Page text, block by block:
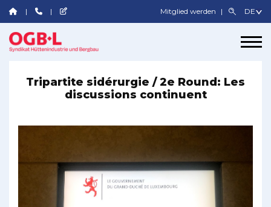
Mitglied werden
Tripartite sidérurgie / 2e Round: Les
discussions continuent